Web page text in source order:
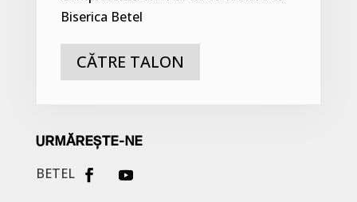
Biserica Betel
CĂTRE TALON
URMĂREȘTE-NE
BETEL